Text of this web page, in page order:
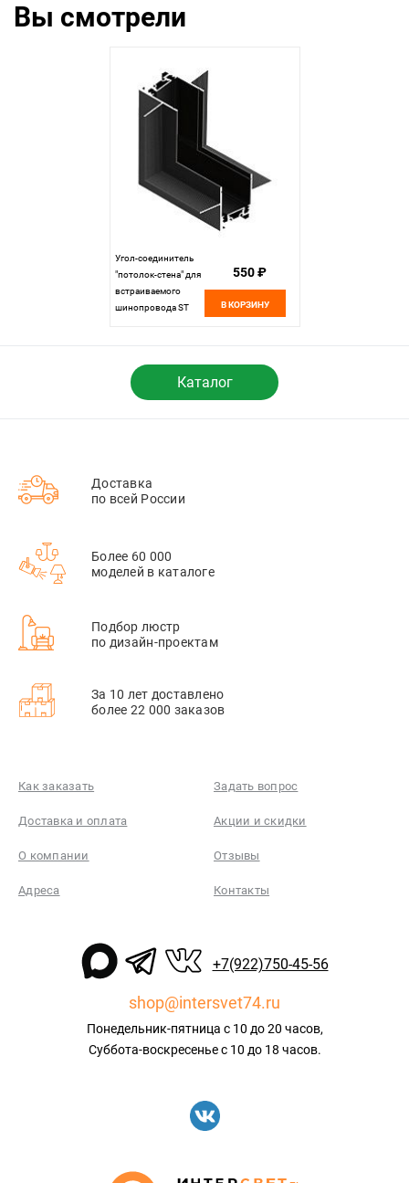
Вы смотрели
Угол-соединитель
"потолок-стена" для
встраиваемого
шинопровода ST
550 ₽
В КОРЗИНУ
Каталог
Доставка
по всей России
Более 60 000
моделей в каталоге
Подбор люстр
по дизайн-проектам
За 10 лет доставлено
более 22 000 заказов
Как заказать Задать вопрос
Доставка и оплата Акции и скидки
О компании Отзывы
Адреса Контакты
+7(922)750-45-56
shop@intersvet74.ru
Понедельник-пятница с 10 до 20 часов,
Суббота-воскресенье с 10 до 18 часов.